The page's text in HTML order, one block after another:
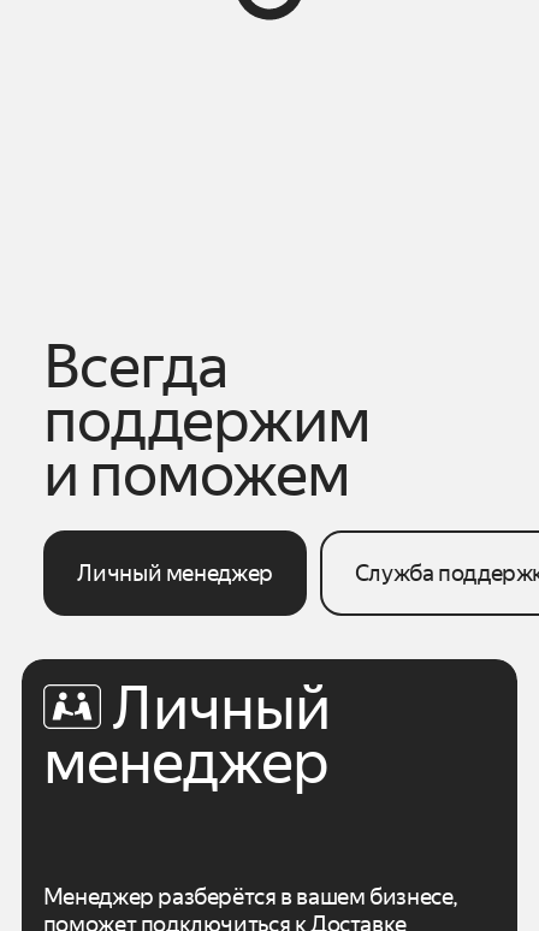
Всегда
поддержим
и поможем
Личный менеджер Служба
Личный
менеджер
Менеджер разберётся в вашем бизнесе,
поможет подключиться к Доставке